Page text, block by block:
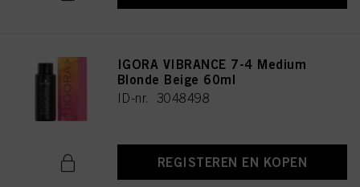
IGORA VIBRANCE 7-4 Medium
Blonde Beige 60ml
ID-nr. 3048498
REGISTEREN EN KOPEN